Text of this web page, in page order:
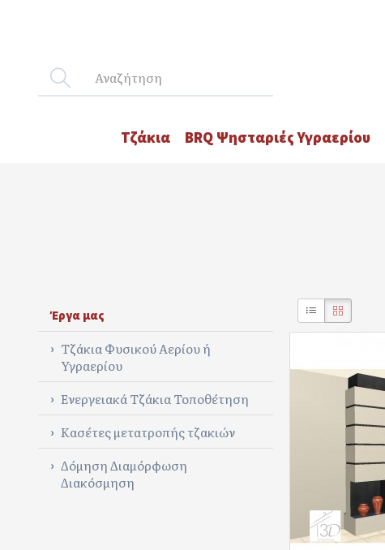
Τζάκια BRQ Ψησταριές Υγραερίου
Έργα μας
Τζάκια Φυσικού Αερίου ή
Υγραερίου
Ενεργειακά Τζάκια Τοποθέτηση
Κασέτες μετατροπής τζακιών
Δόμηση Διαμόρφωση
Διακόσμηση